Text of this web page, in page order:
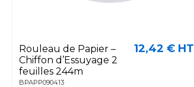
Rouleau de Papier –
Chiffon d’Essuyage 2
feuilles 244m
BPAPP090413
12,42 € HT